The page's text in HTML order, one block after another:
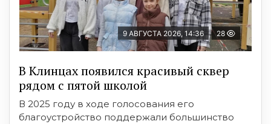
9 АВГУСТА 2026, 14:36 28
В Клинцах появился красивый сквер
рядом с пятой школой
В 2025 году в ходе голосования его
благоустройство поддержали большинство